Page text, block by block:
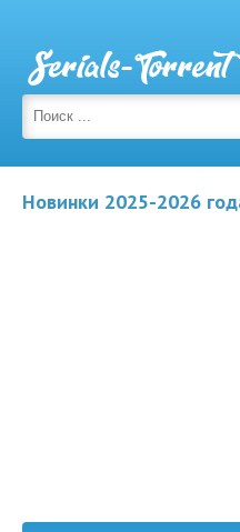
Новинки 2025-2026